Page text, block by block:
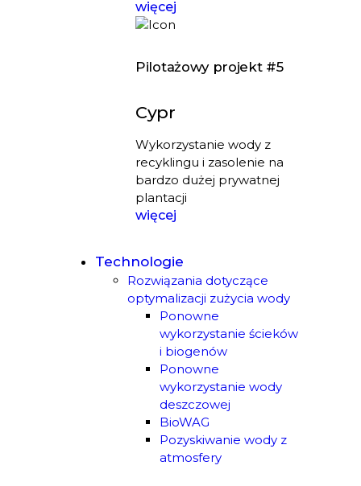
więcej
Pilotażowy projekt #5
Cypr
Wykorzystanie wody z
recyklingu i zasolenie na
bardzo dużej prywatnej
plantacji
więcej
Technologie
Rozwiązania dotyczące
optymalizacji zużycia wody
Ponowne
wykorzystanie ścieków
i biogenów
Ponowne
wykorzystanie wody
deszczowej
BioWAG
Pozyskiwanie wody z
atmosfery